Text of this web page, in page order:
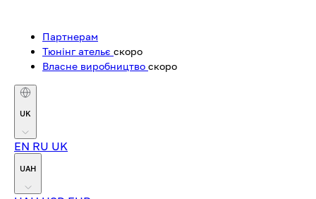
Партнерам
Тюнінг ательє скоро
Власне виробництво скоро
UK
EN RU UK
UAH